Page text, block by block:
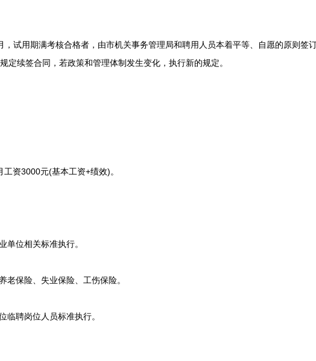
用期满考核合格者，由市机关事务管理局和聘用人员本着平等、自愿的原则签订
定续签合同，若政策和管理体制发生变化，执行新的规定。
资3000元(基本工资+绩效)。
位相关标准执行。
保险、失业保险、工伤保险。
聘岗位人员标准执行。